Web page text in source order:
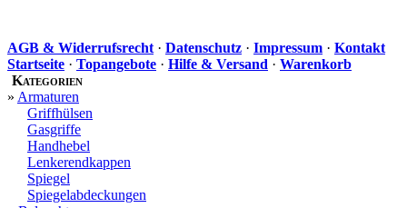
AGB & Widerrufsrecht · Datenschutz · Impressum · Kontakt
Startseite · Topangebote · Hilfe & Versand · Warenkorb
Kategorien
» Armaturen
Griffhülsen
Gasgriffe
Handhebel
Lenkerendkappen
Spiegel
Spiegelabdeckungen